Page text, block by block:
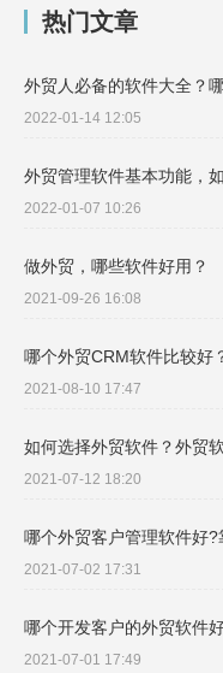
热门文章
外贸人必备的软件大全？
2022-01-14 12:05
外贸管理软件基本功能，
2022-01-07 10:26
做外贸，哪些软件好用？
2021-09-26 16:08
哪个外贸CRM软件比较好
2021-08-10 17:47
如何选择外贸软件？外贸
2021-07-12 18:20
哪个外贸客户管理软件好
2021-07-02 17:31
哪个开发客户的外贸软件
2021-07-01 17:49